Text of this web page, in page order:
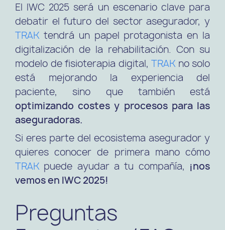
El IWC 2025 será un escenario clave para
debatir el futuro del sector asegurador, y
TRAK tendrá un papel protagonista en la
digitalización de la rehabilitación. Con su
modelo de fisioterapia digital, TRAK no solo
está mejorando la experiencia del
paciente, sino que también está
optimizando costes y procesos para las
aseguradoras.
Si eres parte del ecosistema asegurador y
quieres conocer de primera mano cómo
TRAK puede ayudar a tu compañía, ¡nos
vemos en IWC 2025!
Preguntas